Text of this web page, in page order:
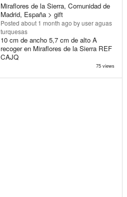
Miraflores de la Sierra, Comunidad de
Madrid, España > gift
Posted about 1 month ago by user aguas
turquesas
10 cm de ancho 5,7 cm de alto A
recoger en Miraflores de la Sierra REF
CAJQ
75 views